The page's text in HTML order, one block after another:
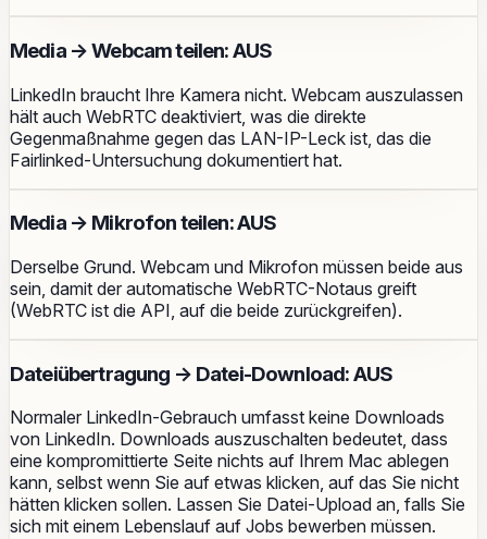
Media → Webcam teilen: AUS
LinkedIn braucht Ihre Kamera nicht. Webcam auszulassen
hält auch WebRTC deaktiviert, was die direkte
Gegenmaßnahme gegen das LAN-IP-Leck ist, das die
Fairlinked-Untersuchung dokumentiert hat.
Media → Mikrofon teilen: AUS
Derselbe Grund. Webcam und Mikrofon müssen beide aus
sein, damit der automatische WebRTC-Notaus greift
(WebRTC ist die API, auf die beide zurückgreifen).
Dateiübertragung → Datei-Download: AUS
Normaler LinkedIn-Gebrauch umfasst keine Downloads
von LinkedIn. Downloads auszuschalten bedeutet, dass
eine kompromittierte Seite nichts auf Ihrem Mac ablegen
kann, selbst wenn Sie auf etwas klicken, auf das Sie nicht
hätten klicken sollen. Lassen Sie Datei-Upload an, falls Sie
sich mit einem Lebenslauf auf Jobs bewerben müssen.